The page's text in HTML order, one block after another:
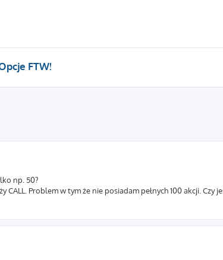
FTW!
np. 50?
Problem w tym że nie posiadam pełnych 100 akcji. Czy